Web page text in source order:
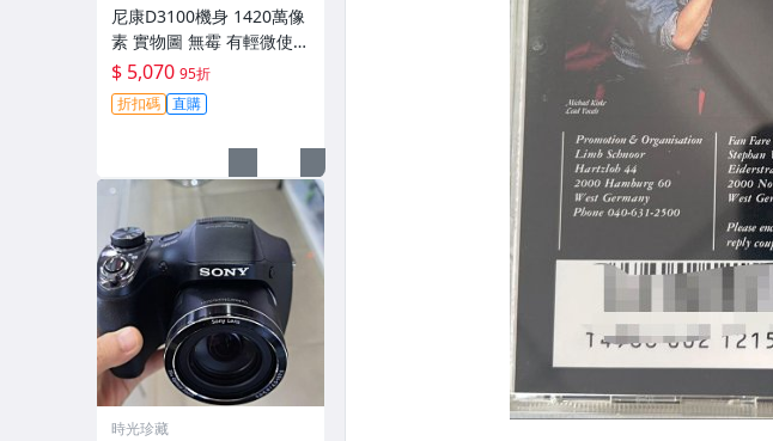
尼康D3100機身 1420萬像
素 實物圖 無霉 有輕微使用
痕跡 機身原裝 無拆修無翻
新 臨-343
$ 5,070 95折
折扣碼 直購
時光珍藏